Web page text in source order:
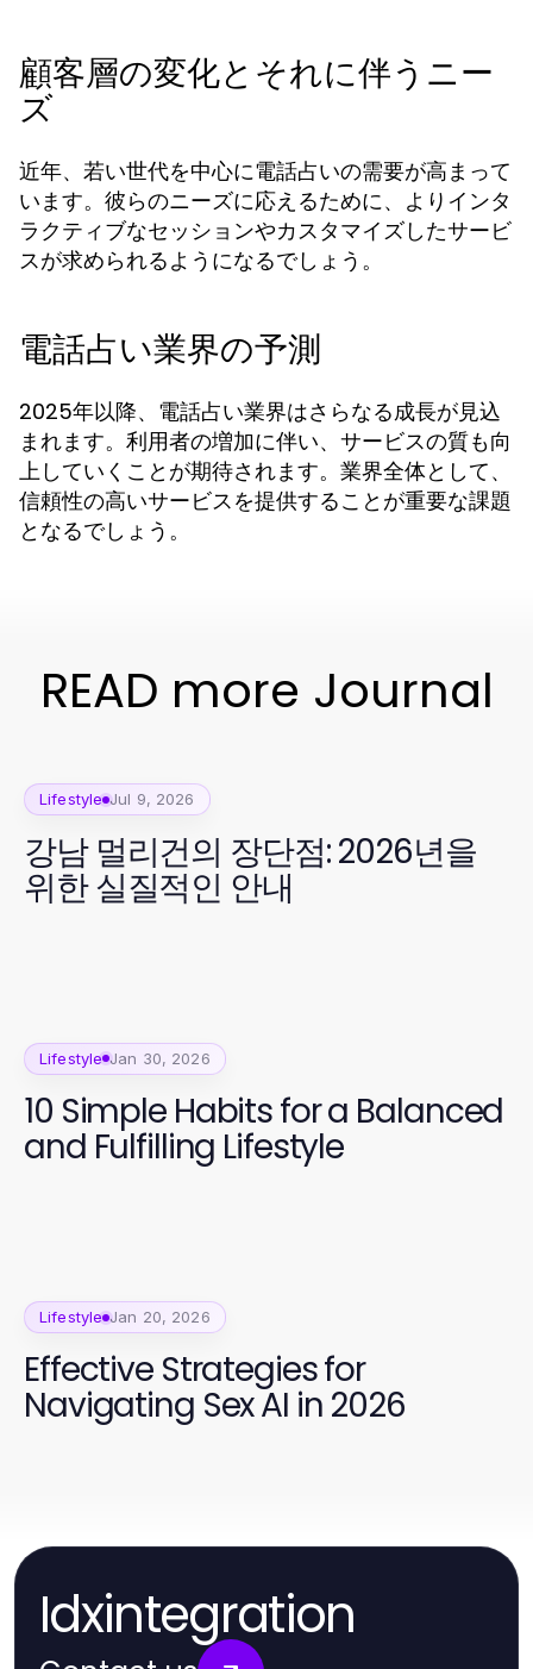
顧客層の変化とそれに伴うニー
ズ
近年、若い世代を中心に電話占いの需要が高まって
います。彼らのニーズに応えるために、よりインタ
ラクティブなセッションやカスタマイズしたサービ
スが求められるようになるでしょう。
電話占い業界の予測
2025年以降、電話占い業界はさらなる成長が見込
まれます。利用者の増加に伴い、サービスの質も向
上していくことが期待されます。業界全体として、
信頼性の高いサービスを提供することが重要な課題
となるでしょう。
READ more Journal
Lifestyle Jul 9, 2026
강남 멀리건의 장단점: 2026년을
위한 실질적인 안내
Lifestyle Jan 30, 2026
10 Simple Habits for a Balanced
and Fulfilling Lifestyle
Lifestyle Jan 20, 2026
Effective Strategies for
Navigating Sex AI in 2026
Idxintegration